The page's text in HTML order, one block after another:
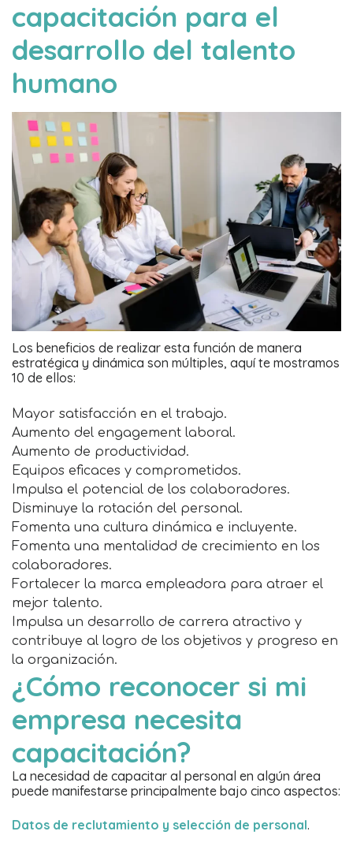
capacitación para el
desarrollo del talento
humano
Los beneficios de realizar esta función de manera
estratégica y dinámica son múltiples, aquí te mostramos
10 de ellos:
Mayor satisfacción en el trabajo.
Aumento del engagement laboral.
Aumento de productividad.
Equipos eficaces y comprometidos.
Impulsa el potencial de los colaboradores.
Disminuye la rotación del personal.
Fomenta una cultura dinámica e incluyente.
Fomenta una mentalidad de crecimiento en los
colaboradores.
Fortalecer la marca empleadora para atraer el
mejor talento.
Impulsa un desarrollo de carrera atractivo y
contribuye al logro de los objetivos y progreso en
la organización.
¿Cómo reconocer si mi
empresa necesita
capacitación?
La necesidad de capacitar al personal en algún área
puede manifestarse principalmente bajo cinco aspectos:
Datos de reclutamiento y selección de personal.